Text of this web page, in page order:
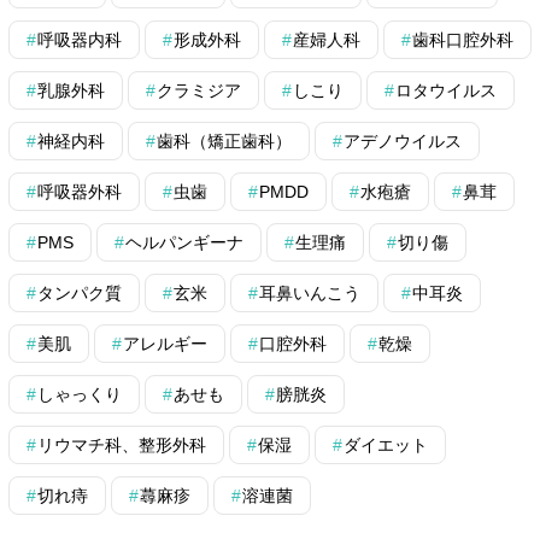
呼吸器内科 形成外科 産婦人科 歯科口腔外科
乳腺外科 クラミジア しこり ロタウイルス
神経内科 歯科（矯正歯科） アデノウイルス
呼吸器外科 虫歯 PMDD 水疱瘡 鼻茸
PMS ヘルパンギーナ 生理痛 切り傷
タンパク質 玄米 耳鼻いんこう 中耳炎
美肌 アレルギー 口腔外科 乾燥
しゃっくり あせも 膀胱炎
リウマチ科、整形外科 保湿 ダイエット
切れ痔 蕁麻疹 溶連菌